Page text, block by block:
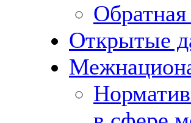
Обратная
Открытые